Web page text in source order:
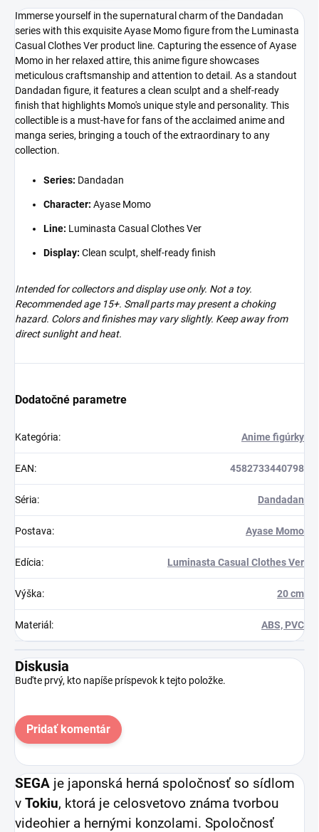
Immerse yourself in the supernatural charm of the Dandadan
series with this exquisite Ayase Momo figure from the Luminasta
Casual Clothes Ver product line. Capturing the essence of Ayase
Momo in her relaxed attire, this anime figure showcases
meticulous craftsmanship and attention to detail. As a standout
Dandadan figure, it features a clean sculpt and a shelf-ready
finish that highlights Momo's unique style and personality. This
collectible is a must-have for fans of the acclaimed anime and
manga series, bringing a touch of the extraordinary to any
collection.
Series: Dandadan
Character: Ayase Momo
Line: Luminasta Casual Clothes Ver
Display: Clean sculpt, shelf-ready finish
Intended for collectors and display use only. Not a toy.
Recommended age 15+. Small parts may present a choking
hazard. Colors and finishes may vary slightly. Keep away from
direct sunlight and heat.
Dodatočné parametre
Kategória: Anime figúrky
EAN: 4582733440798
Séria: Dandadan
Postava: Ayase Momo
Edícia: Luminasta Casual Clothes Ver
Výška: 20 cm
Materiál : ABS, PVC
Diskusia
Buďte prvý, kto napíše príspevok k tejto položke.
Pridať komentár
SEGA je japonská herná spoločnosť so sídlom
v Tokiu, ktorá je celosvetovo známa tvorbou
videohier a hernými konzolami. Spoločnosť